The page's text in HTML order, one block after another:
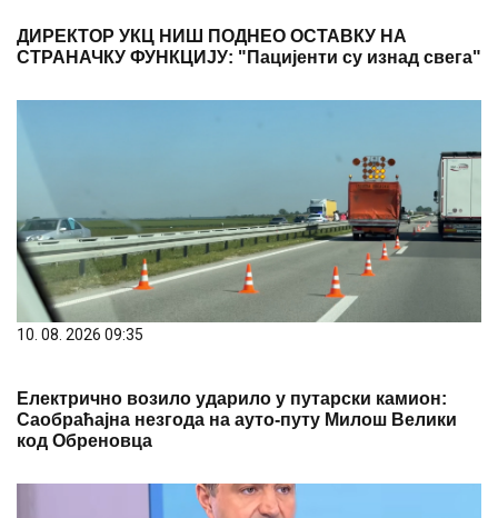
10. 08. 2026 09:35
Електрично возило ударило у путарски камион: